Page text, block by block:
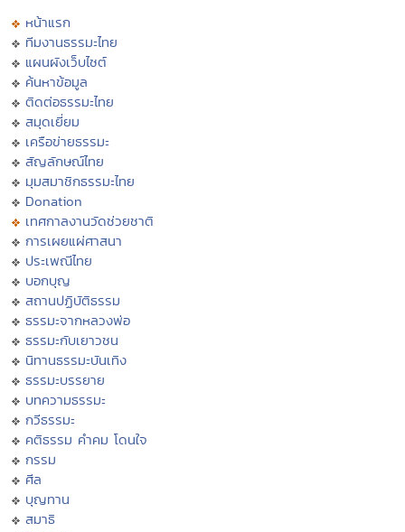
หน้าแรก
ทีมงานธรรมะไทย
แผนผังเว็บไซต์
ค้นหาข้อมูล
ติดต่อธรรมะไทย
สมุดเยี่ยม
เครือข่ายธรรมะ
สัญลักษณ์ไทย
มุมสมาชิกธรรมะไทย
Donation
เทศกาลงานวัดช่วยชาติ
การเผยแผ่ศาสนา
ประเพณีไทย
บอกบุญ
สถานปฏิบัติธรรม
ธรรมะจากหลวงพ่อ
ธรรมะกับเยาวชน
นิทานธรรมะบันเทิง
ธรรมะบรรยาย
บทความธรรมะ
กวีธรรมะ
คติธรรม คำคม โดนใจ
กรรม
ศีล
บุญทาน
สมาธิ